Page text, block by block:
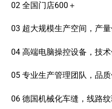
02 全国门店600＋
03 超大规模生产空间，产
04 高端电脑操控设备，技
05 专业生产管理团队，品
06 德国机械化车缝，线路